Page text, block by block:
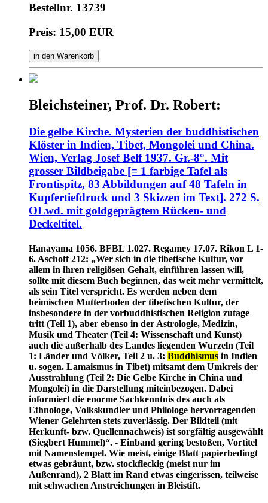
Bestellnr. 13739
Preis: 15,00 EUR
in den Warenkorb
Bleichsteiner, Prof. Dr. Robert:
Die gelbe Kirche. Mysterien der buddhistischen
Klöster in Indien, Tibet, Mongolei und China.
Wien, Verlag Josef Belf 1937. Gr.-8°. Mit
grosser Bildbeigabe [= 1 farbige Tafel als
Frontispitz, 83 Abbildungen auf 48 Tafeln in
Kupfertiefdruck und 3 Skizzen im Text]. 272 S.
OLwd. mit goldgeprägtem Rücken- und
Deckeltitel.
Hanayama 1056. BFBL 1.027. Regamey 17.07. Rikon L 1-
6. Aschoff 212: „Wer sich in die tibetische Kultur, vor
allem in ihren religiösen Gehalt, einführen lassen will,
sollte mit diesem Buch beginnen, das weit mehr vermittelt,
als sein Titel verspricht. Es werden neben dem
heimischen Mutterboden der tibetischen Kultur, der
insbesondere in der vorbuddhistischen Religion zutage
tritt (Teil 1), aber ebenso in der Astrologie, Medizin,
Musik und Theater (Teil 4: Wissenschaft und Kunst)
auch die außerhalb des Landes liegenden Wurzeln (Teil
1: Länder und Völker, Teil 2 u. 3: Buddhismus in Indien
u. sogen. Lamaismus in Tibet) mitsamt dem Umkreis der
Ausstrahlung (Teil 2: Die Gelbe Kirche in China und
Mongolei) in die Darstellung miteinbezogen. Dabei
informiert die enorme Sachkenntnis des auch als
Ethnologe, Volkskundler und Philologe hervorragenden
Wiener Gelehrten stets zuverlässig. Der Bildteil (mit
Herkunft- bzw. Quellennachweis) ist sorgfältig ausgewählt
(Siegbert Hummel)“. - Einband gering bestoßen, Vortitel
mit Namenstempel. Wie meist, einige Blatt papierbedingt
etwas gebräunt, bzw. stockfleckig (meist nur im
Außenrand), 2 Blatt im Rand etwas eingerissen, teilweise
mit schwachen Anstreichungen in Bleistift.